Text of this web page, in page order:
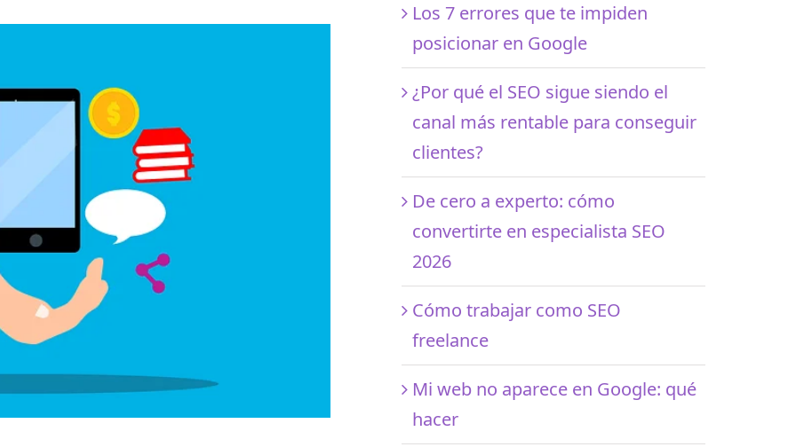
Los 7 errores que te impiden
posicionar en Google
¿Por qué el SEO sigue siendo el
canal más rentable para conseguir
clientes?
De cero a experto: cómo
convertirte en especialista SEO
2026
Cómo trabajar como SEO
freelance
Mi web no aparece en Google: qué
hacer